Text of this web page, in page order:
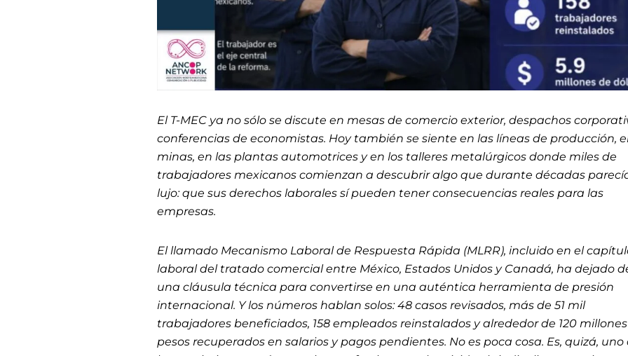
El T-MEC ya no sólo se discute en mesas de comercio exterior, despachos
conferencias de economistas. Hoy también se siente en las líneas de producción,
minas, en las plantas automotrices y en los talleres metalúrgicos donde miles de
trabajadores mexicanos comienzan a descubrir algo que durante décadas
lujo: que sus derechos laborales sí pueden tener consecuencias reales para las
empresas.
El llamado Mecanismo Laboral de Respuesta Rápida (MLRR), incluido en el
laboral del tratado comercial entre México, Estados Unidos y Canadá, ha dejado
una cláusula técnica para convertirse en una auténtica herramienta de presión
internacional. Y los números hablan solos: 48 casos revisados, más de 51 mil
trabajadores beneficiados, 158 empleados reinstalados y alrededor de 120
pesos recuperados en salarios y pagos pendientes. No es poca cosa. Es, quizá, uno